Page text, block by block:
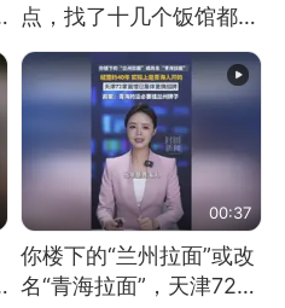
点，找了十几个饭馆都没
开门：午休到几点
00:37
你楼下的“兰州拉面”或改
名“青海拉面”，天津72家